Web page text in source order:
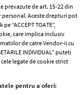
de cookies
prevazute de art. 15-22 din
personal. Aceste drepturi pot
pe “ACCEPT TOATE”,
care implica inclusiv
de catre Vendor-ii cu
INDIVIDUAL” puteti
legate de cookie strict
pentru a oferi: